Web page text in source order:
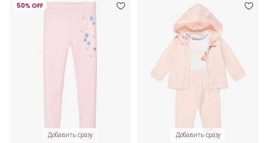
50% OFF
Добавить сразу Добавить сразу